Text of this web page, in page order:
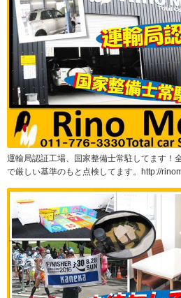
運輸局認証工場、国家整備士常駐してます！
で厳しい基準のもと点検してます。http://